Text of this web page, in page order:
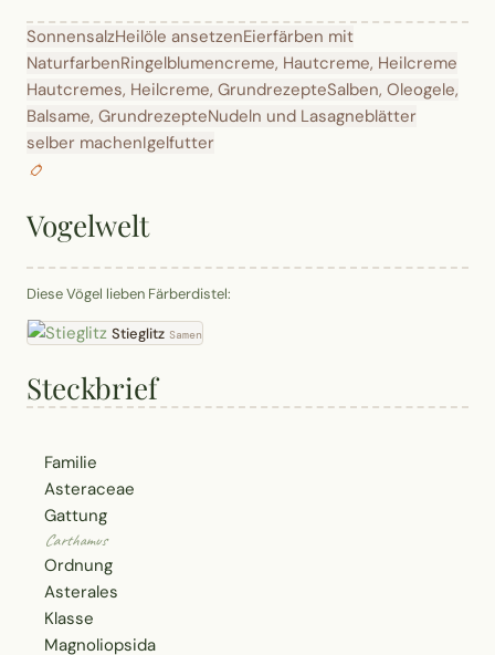
SonnensalzHeilöle ansetzenEierfärben mit
NaturfarbenRingelblumencreme, Hautcreme, Heilcreme
Hautcremes, Heilcreme, GrundrezepteSalben, Oleogele,
Balsame, GrundrezepteNudeln und Lasagneblätter
selber machenIgelfutter
Vogelwelt
Diese Vögel lieben Färberdistel:
Stieglitz Samen
Steckbrief
Familie
Asteraceae
Gattung
Carthamus
Ordnung
Asterales
Klasse
Magnoliopsida